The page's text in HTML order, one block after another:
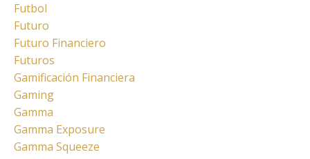
Futbol
Futuro
Futuro Financiero
Futuros
Gamificación Financiera
Gaming
Gamma
Gamma Exposure
Gamma Squeeze